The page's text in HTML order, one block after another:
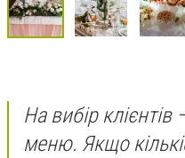
На вибір клієнтів
меню. Якщо